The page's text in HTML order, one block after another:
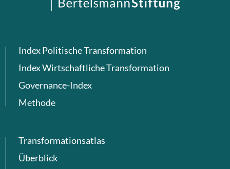
Index Politische Transformation
Index Wirtschaftliche Transformation
Governance-Index
Methode
Transformationsatlas
Überblick